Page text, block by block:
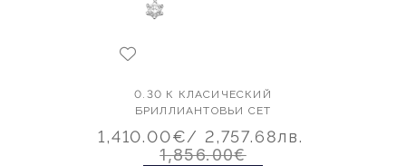
0.30 К КЛАСИЧЕСКИЙ
БРИЛЛИАНТОВЬИ СЕТ
1,410.00€/ 2,757.68лв.
1,856.00€